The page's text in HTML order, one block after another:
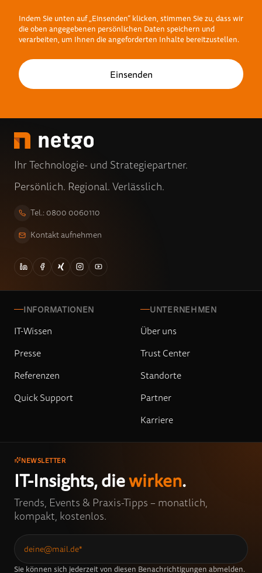
Indem Sie unten auf „Einsenden“ klicken, stimmen Sie zu, dass wir
die oben angegebenen persönlichen Daten speichern und
verarbeiten, um Ihnen die angeforderten Inhalte bereitzustellen.
Ihr Technologie- und Strategiepartner.
Persönlich. Regional. Verlässlich.
Tel.: 0800 0060110
Kontakt aufnehmen
INFORMATIONEN
IT-Wissen
Presse
Referenzen
Quick Support
UNTERNEHMEN
Über uns
Trust Center
Standorte
Partner
Karriere
NEWSLETTER
IT-Insights, diewirken.
Trends, Events & Praxis-Tipps – monatlich,
kompakt, kostenlos.
Sie können sich jederzeit von diesen Benachrichtigungen abmelden.